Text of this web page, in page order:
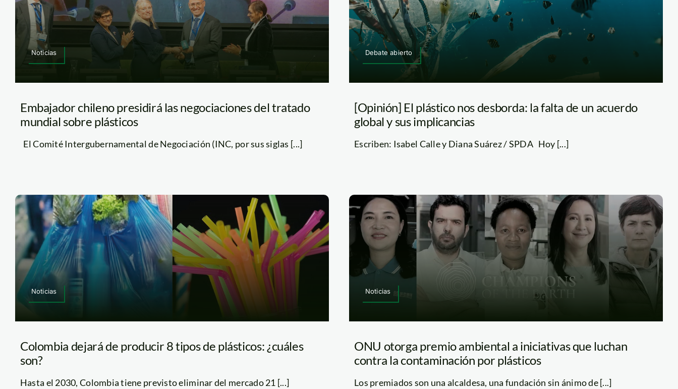
Noticias
Embajador chileno presidirá las negociaciones del tratado
mundial sobre plásticos
El Comité Intergubernamental de Negociación (INC, por sus siglas [...]
Debate abierto
[Opinión] El plástico nos desborda: la falta de un acuerdo
global y sus implicancias
Escriben: Isabel Calle y Diana Suárez / SPDA Hoy [...]
Noticias
Colombia dejará de producir 8 tipos de plásticos: ¿cuáles
son?
Hasta el 2030, Colombia tiene previsto eliminar del mercado 21 [...]
Noticias
ONU otorga premio ambiental a iniciativas que luchan
contra la contaminación por plásticos
Los premiados son una alcaldesa, una fundación sin ánimo de [...]